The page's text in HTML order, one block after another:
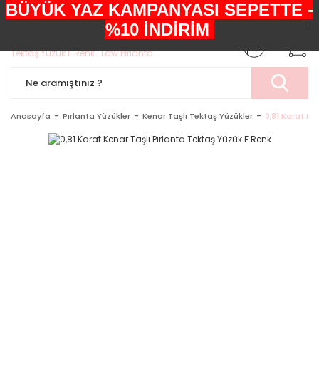
+90552 303 05 29
Anasayfa Pırlanta Yüzükler Kenar Taşlı Tektaş Yüzükler 0,81 Karat
BÜYÜK YAZ KAMPANYASI SEPETTE -
%10 İNDİRİM